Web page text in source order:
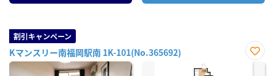
割引キャンペーン
Kマンスリー南福岡駅南 1K-101(No.365692)
お気